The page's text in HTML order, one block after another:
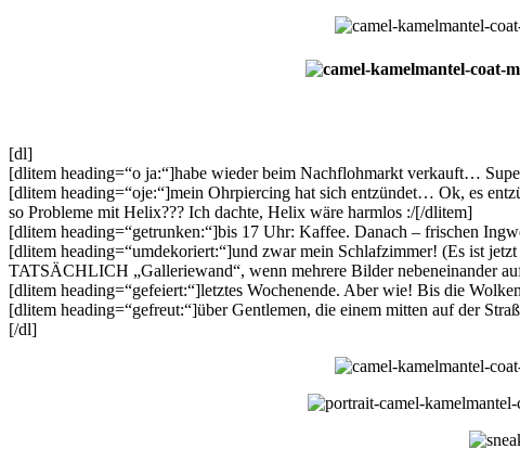
[dl]
[dlitem heading=“o ja:“]habe wieder beim Nachflohmarkt verkauft…
[dlitem heading=“oje:“]mein Ohrpiercing hat sich entzündet… Ok, es
so Probleme mit Helix??? Ich dachte, Helix wäre harmlos :/[/dlitem]
[dlitem heading=“getrunken:“]bis 17 Uhr: Kaffee. Danach – frischen
[dlitem heading=“umdekoriert:“]und zwar mein Schlafzimmer! (Es ist
TATSÄCHLICH „Galleriewand“, wenn mehrere Bilder nebeneinander
[dlitem heading=“gefeiert:“]letztes Wochenende. Aber wie! Bis die
[dlitem heading=“gefreut:“]über Gentlemen, die einem mitten auf der
[/dl]